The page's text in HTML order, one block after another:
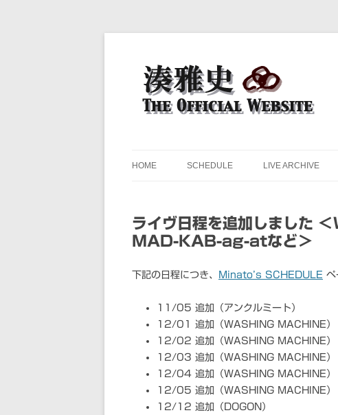
湊雅史オフィシャル
HOME SCHEDULE LIVE ARCHIVE
ライヴ日程を追加しました
MAD-KAB-ag-atなど＞
下記の日程につき、 Minato’s SCHEDULE ペ
11/05 追加（アンクルミート）
12/01 追加（WASHING MACHINE）
12/02 追加（WASHING MACHINE）
12/03 追加（WASHING MACHINE）
12/04 追加（WASHING MACHINE）
12/05 追加（WASHING MACHINE）
12/12 追加（DOGON）